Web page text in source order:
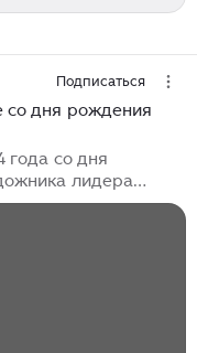
Подписаться
со дня рождения
года со дня
лидера
дате